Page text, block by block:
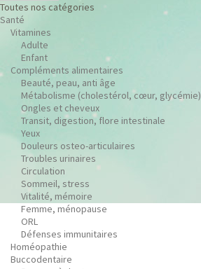
Toutes nos catégories
Santé
Vitamines
Adulte
Enfant
Compléments alimentaires
Beauté, peau, anti âge
Métabolisme (cholestérol, cœur, glycémie)
Ongles et cheveux
Transit, digestion, flore intestinale
Yeux
Douleurs osteo-articulaires
Troubles urinaires
Circulation
Sommeil, stress
Vitalité, mémoire
Femme, ménopause
ORL
Défenses immunitaires
Homéopathie
Buccodentaire